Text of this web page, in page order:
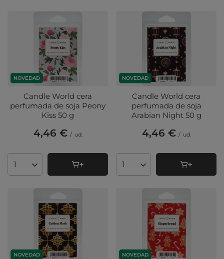
NOVEDAD
Candle World cera
perfumada de soja Peony
Kiss 50 g
4,46 € / ud.
Cantidad de productos
NOVEDAD
Candle World cera
perfumada de soja
Arabian Night 50 g
4,46 € / ud.
Cantidad de productos
NOVEDAD NOVEDAD